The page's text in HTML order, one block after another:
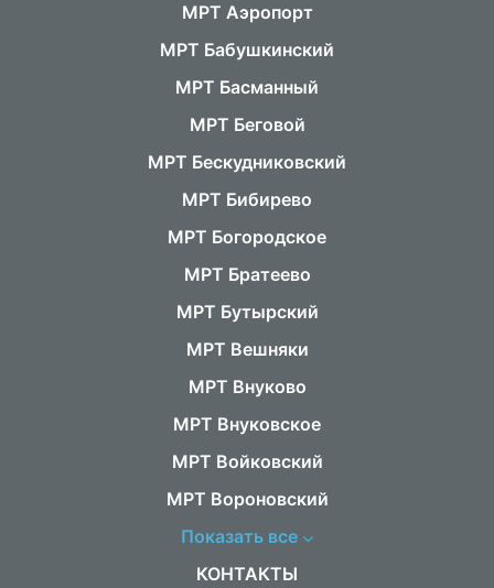
МРТ Аэропорт
МРТ Бабушкинский
МРТ Басманный
МРТ Беговой
МРТ Бескудниковский
МРТ Бибирево
МРТ Богородское
МРТ Братеево
МРТ Бутырский
МРТ Вешняки
МРТ Внуково
МРТ Внуковское
МРТ Войковский
МРТ Вороновский
Показать все
КОНТАКТЫ